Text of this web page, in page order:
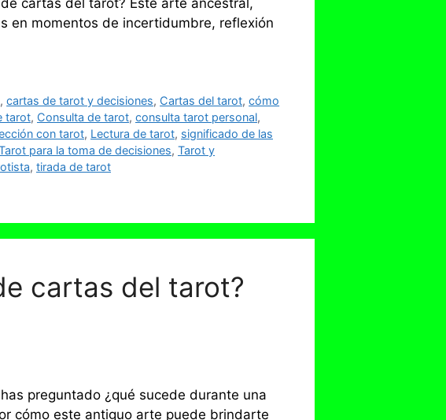
cartas del tarot? Este arte ancestral,
en momentos de incertidumbre, reflexión
,cartas de tarot y decisiones, Cartas del tarot,cómo
tarot, Consulta de tarot, consulta tarot personal,
con tarot, Lectura de tarot, significado de las
para la toma de decisiones, Tarot y
, tirada de tarot
cartas del tarot?
preguntado ¿qué sucede durante una
cómo este antiguo arte puede brindarte